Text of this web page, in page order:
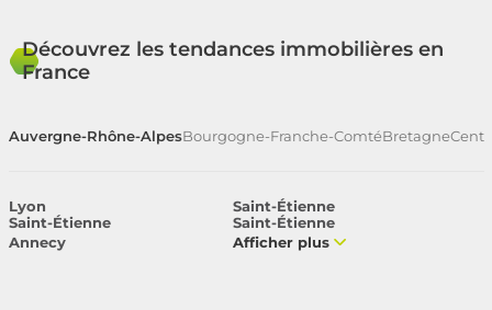
Découvrez les tendances immobilières en
France
Auvergne-Rhône-AlpesBourgogne-Franche-ComtéBretagne
Lyon
Saint-Étienne
Saint-Étienne
Saint-Étienne
Annecy
Afficher plus